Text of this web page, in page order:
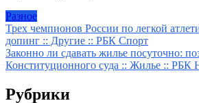
Разное
Навигация
по
записям
Трех чемпионов России по легкой
допинг :: Другие :: РБК Спорт
Законно ли сдавать жилье посуточно:
Конституционного суда :: Жилье :: РБК
Рубрики